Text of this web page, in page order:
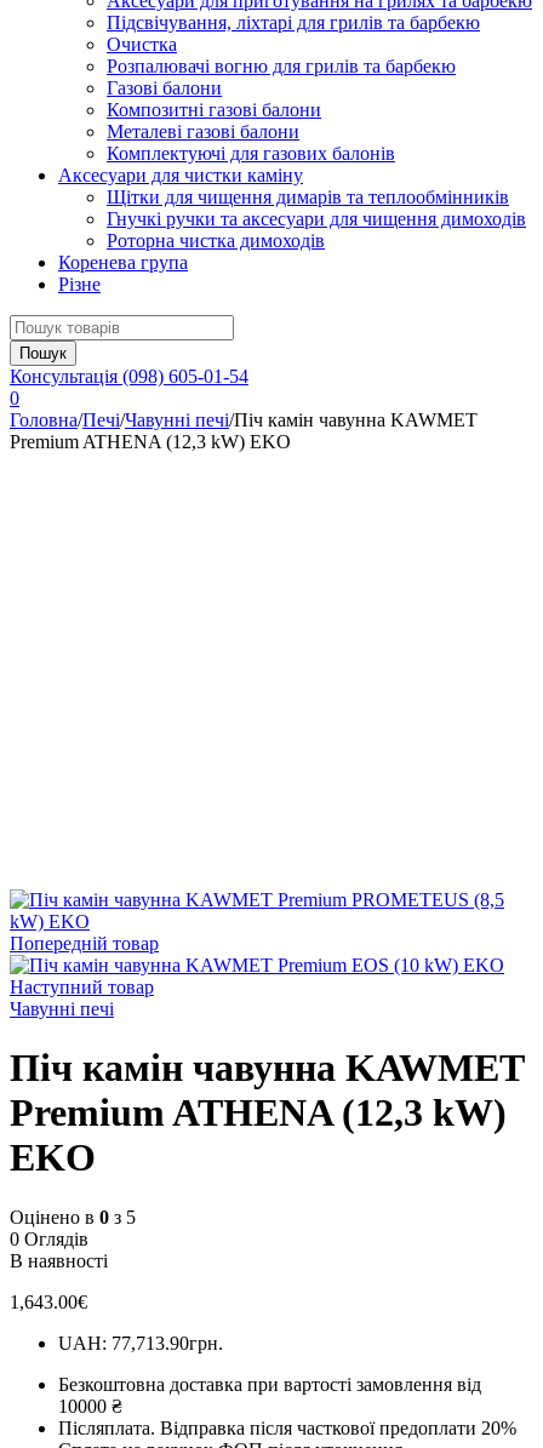
Підсвічування, ліхтарі для грилів та барбекю
Очистка
Розпалювачі вогню для грилів та барбекю
Газові балони
Композитні газові балони
Металеві газові балони
Комплектуючі для газових балонів
Аксесуари для чистки каміну
Щітки для чищення димарів та теплообмінників
Гнучкі ручки та аксесуари для чищення димоходів
Роторна чистка димоходів
Коренева група
Різне
Консультація (098) 605-01-54
0
Головна/Печі/Чавунні печі/Піч камін чавунна KAWMET
Premium ATHENA (12,3 kW) EKO
Попередній товар
Наступний товар
Чавунні печі
Піч камін чавунна KAWMET
Premium ATHENA (12,3 kW)
EKO
Оцінено в 0 з 5
0 Оглядів
В наявності
1,643.00€
UAH: 77,713.90грн.
Безкоштовна доставка при вартості замовлення від
10000 ₴
Післяплата. Відправка після часткової предоплати 20%